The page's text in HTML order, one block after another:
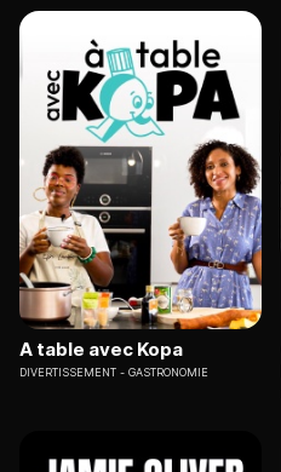
A table avec Kopa
DIVERTISSEMENT GASTRONOMIE